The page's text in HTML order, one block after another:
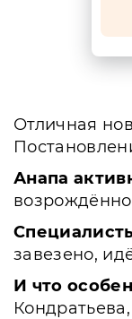
Отличная
Анапа
завезено,
И что